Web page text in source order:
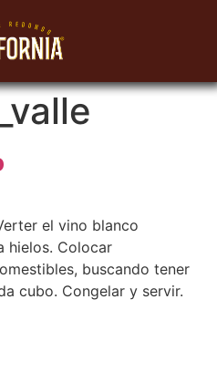
el vino blanco
hielos. Colocar
buscando tener
cubo. Congelar y servir.